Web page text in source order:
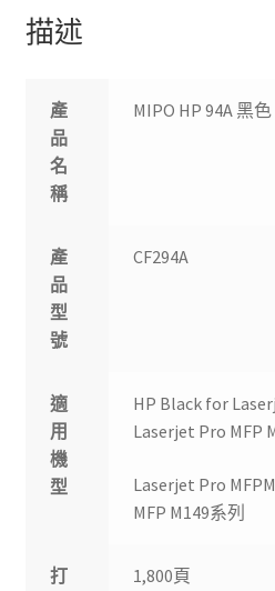
描述
產
品
名
稱
MIPO HP 94A 黑
產
品
型
號
CF294A
適
用
機
型
HP Black for
Laserjet Pro MFP
Laserjet Pro
MFP M149系列
打
1,800頁